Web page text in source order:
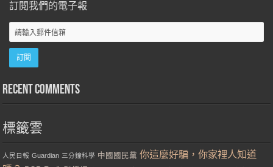
訂閱我們的電子報
Recent Comments
標籤雲
人民日報 Guardian 三分鐘科學 中國國民黨 你這麼好騙，你家裡人知道